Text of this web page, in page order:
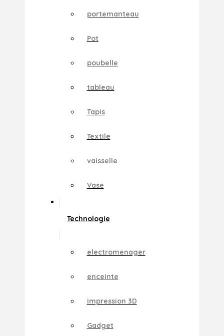
portemanteau
Pot
poubelle
tableau
Tapis
Textile
vaisselle
Vase
Technologie
electromenager
enceinte
impression 3D
Gadget